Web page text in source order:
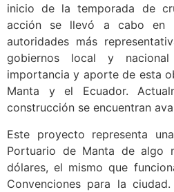
inicio de la temporada de
acción se llevó a cabo en
autoridades más
gobiernos local y
importancia y aporte de esta
Manta y el Ecuador.
construcción se encuentran
Este proyecto representa
Portuario de Manta de algo
dólares, el mismo que
Convenciones para la